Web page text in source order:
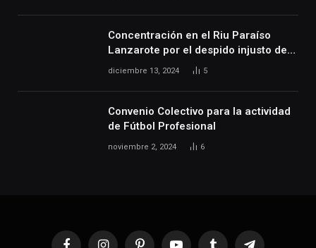
en las artes escénicas, audiovisuales
y musicales, así como de las
personas que realizan actividades
el desarrollo de dicha actividad
Concentración en el Riu Paraíso
Lanzarote por el despido injusto de
la trabajadora Katerine
diciembre 13, 2024 5
Convenio Colectivo para la actividad
de Fútbol Profesional
noviembre 2, 2024 6